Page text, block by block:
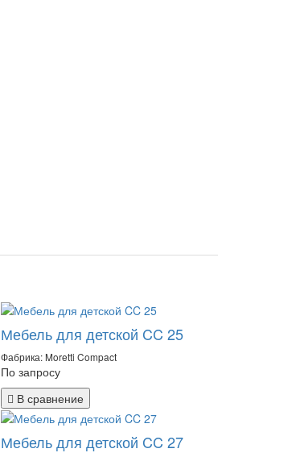
Мебель для детской CC 25
Фабрика: Moretti Compact
По запросу
В сравнение
Мебель для детской CC 27